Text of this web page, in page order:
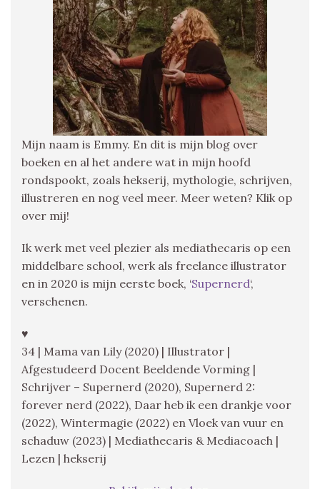
Mijn naam is Emmy. En dit is mijn blog over
boeken en al het andere wat in mijn hoofd
rondspookt, zoals hekserij, mythologie, schrijven,
illustreren en nog veel meer. Meer weten? Klik op
over mij!
Ik werk met veel plezier als mediathecaris op een
middelbare school, werk als freelance illustrator
en in 2020 is mijn eerste boek, ‘Supernerd‘,
verschenen.
♥
34 | Mama van Lily (2020) | Illustrator |
Afgestudeerd Docent Beeldende Vorming |
Schrijver – Supernerd (2020), Supernerd 2:
forever nerd (2022), Daar heb ik een drankje voor
(2022), Wintermagie (2022) en Vloek van vuur en
schaduw (2023) | Mediathecaris & Mediacoach |
Lezen | hekserij